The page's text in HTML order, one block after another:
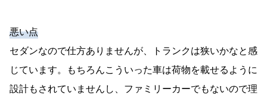
悪い点
セダンなので仕方ありませんが、トランクは狭いかなと感
じています。もちろんこういった車は荷物を載せるように
設計もされていませんし、ファミリーカーでもないので理